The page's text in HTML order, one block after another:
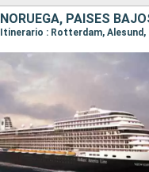
NORUEGA, PAISES
Itinerario : Rotterdam,